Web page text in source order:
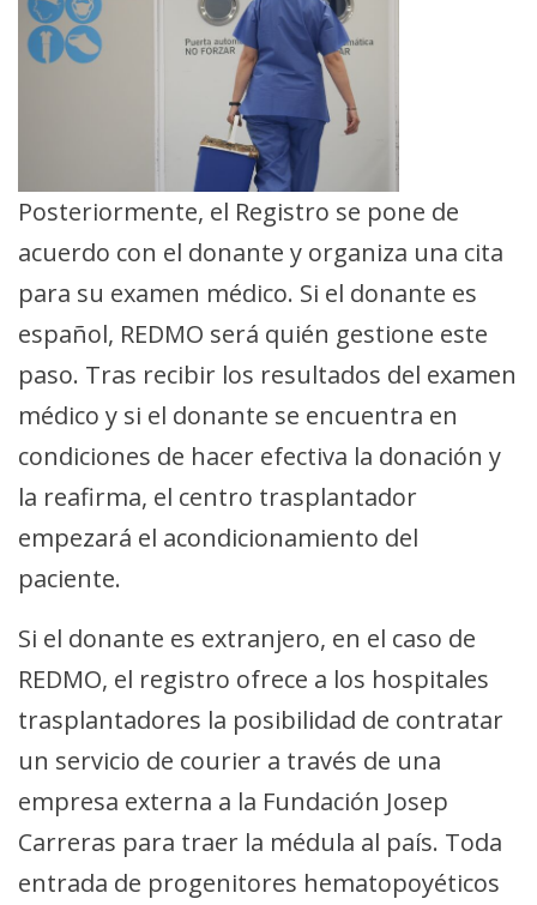
Posteriormente, el Registro se pone de
acuerdo con el donante y organiza una cita
para su examen médico. Si el donante es
español, REDMO será quién gestione este
paso. Tras recibir los resultados del examen
médico y si el donante se encuentra en
condiciones de hacer efectiva la donación y
la reafirma, el centro trasplantador
empezará el acondicionamiento del
paciente.
Si el donante es extranjero, en el caso de
REDMO, el registro ofrece a los hospitales
trasplantadores la posibilidad de contratar
un servicio de courier a través de una
empresa externa a la Fundación Josep
Carreras para traer la médula al país. Toda
entrada de progenitores hematopoyéticos